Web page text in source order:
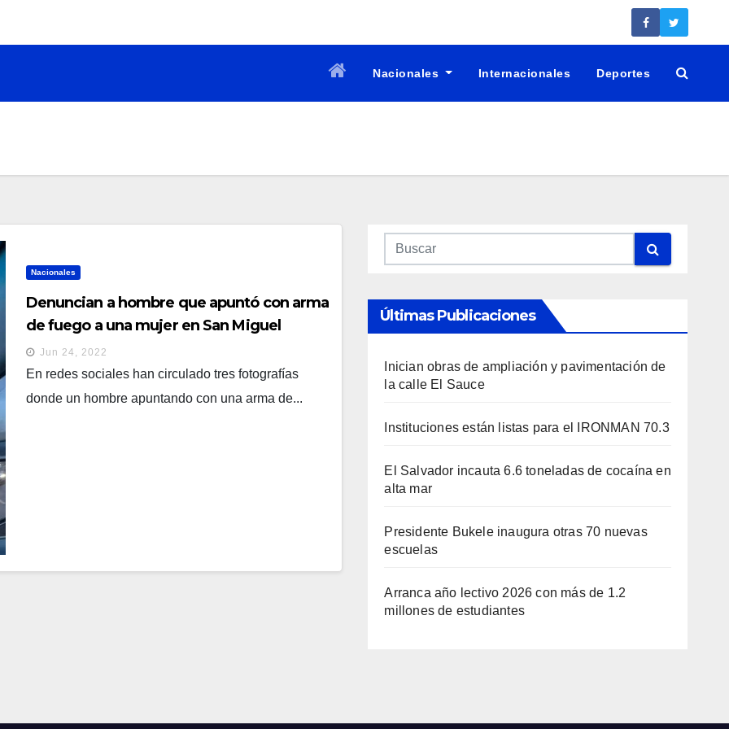
Nacionales Internacionales Deportes
Nacionales
Denuncian a hombre que apuntó con arma
de fuego a una mujer en San Miguel
Jun 24, 2022
En redes sociales han circulado tres fotografías
donde un hombre apuntando con una arma de...
Últimas Publicaciones
Inician obras de ampliación y pavimentación de
la calle El Sauce
Instituciones están listas para el IRONMAN 70.3
El Salvador incauta 6.6 toneladas de cocaína en
alta mar
Presidente Bukele inaugura otras 70 nuevas
escuelas
Arranca año lectivo 2026 con más de 1.2
millones de estudiantes